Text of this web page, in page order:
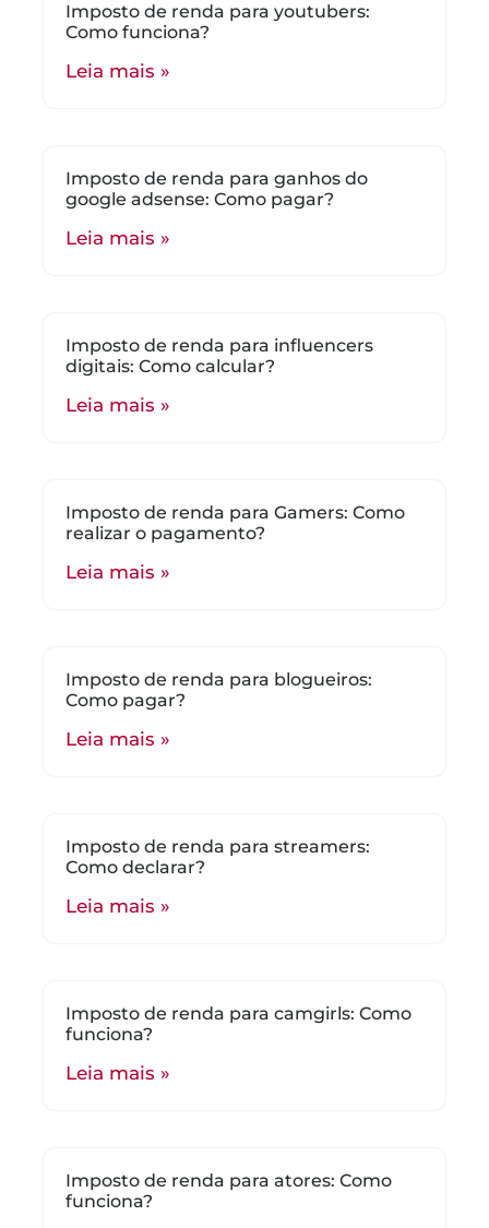
Imposto de renda para youtubers:
Como funciona?
Leia mais »
Imposto de renda para ganhos do
google adsense: Como pagar?
Leia mais »
Imposto de renda para influencers
digitais: Como calcular?
Leia mais »
Imposto de renda para Gamers: Como
realizar o pagamento?
Leia mais »
Imposto de renda para blogueiros:
Como pagar?
Leia mais »
Imposto de renda para streamers:
Como declarar?
Leia mais »
Imposto de renda para camgirls: Como
funciona?
Leia mais »
Imposto de renda para atores: Como
funciona?